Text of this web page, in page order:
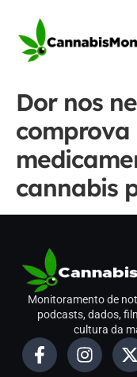
Dor nos
comprova
cannabis
Monitoramento de
podcasts, dados,
cultura da